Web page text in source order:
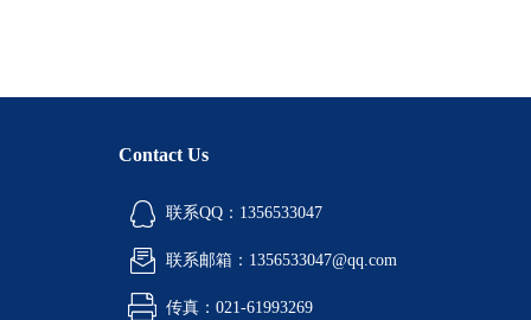
Contact Us
联系QQ：1356533047
联系邮箱：1356533047@qq.com
传真：021-61993269